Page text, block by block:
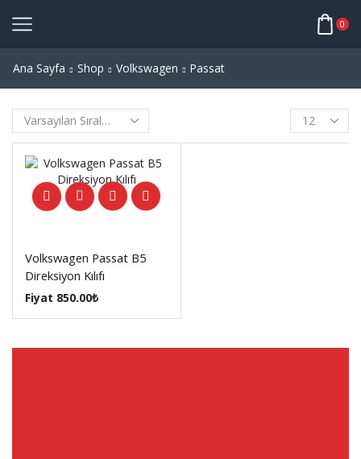
0
Ana Sayfa Shop Volkswagen Passat
Products
per
page
Volkswagen Passat B5
Direksiyon Kılıfı
Fiyat 850.00₺